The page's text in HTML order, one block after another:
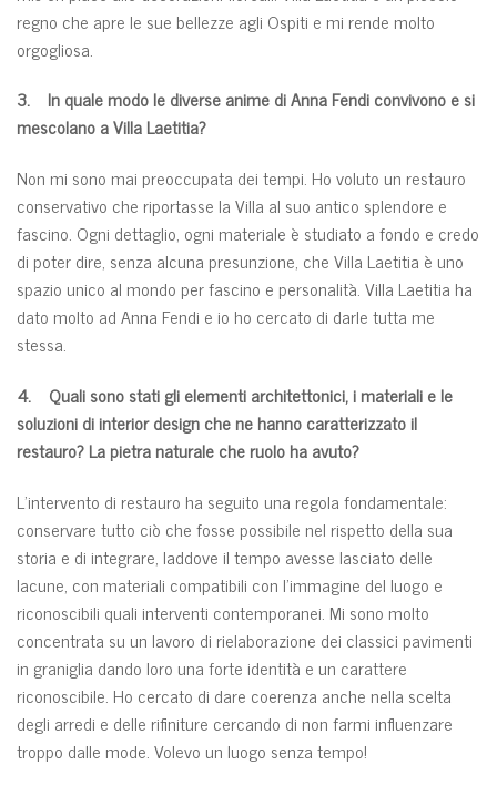
regno che apre le sue bellezze agli Ospiti e mi rende molto
orgogliosa.
3. In quale modo le diverse anime di Anna Fendi convivono e si
mescolano a Villa Laetitia?
Non mi sono mai preoccupata dei tempi. Ho voluto un restauro
conservativo che riportasse la Villa al suo antico splendore e
fascino. Ogni dettaglio, ogni materiale è studiato a fondo e credo
di poter dire, senza alcuna presunzione, che Villa Laetitia è uno
spazio unico al mondo per fascino e personalità. Villa Laetitia ha
dato molto ad Anna Fendi e io ho cercato di darle tutta me
stessa.
4. Quali sono stati gli elementi architettonici, i materiali e le
soluzioni di interior design che ne hanno caratterizzato il
restauro? La pietra naturale che ruolo ha avuto?
L’intervento di restauro ha seguito una regola fondamentale:
conservare tutto ciò che fosse possibile nel rispetto della sua
storia e di integrare, laddove il tempo avesse lasciato delle
lacune, con materiali compatibili con l’immagine del luogo e
riconoscibili quali interventi contemporanei. Mi sono molto
concentrata su un lavoro di rielaborazione dei classici pavimenti
in graniglia dando loro una forte identità e un carattere
riconoscibile. Ho cercato di dare coerenza anche nella scelta
degli arredi e delle rifiniture cercando di non farmi influenzare
troppo dalle mode. Volevo un luogo senza tempo!